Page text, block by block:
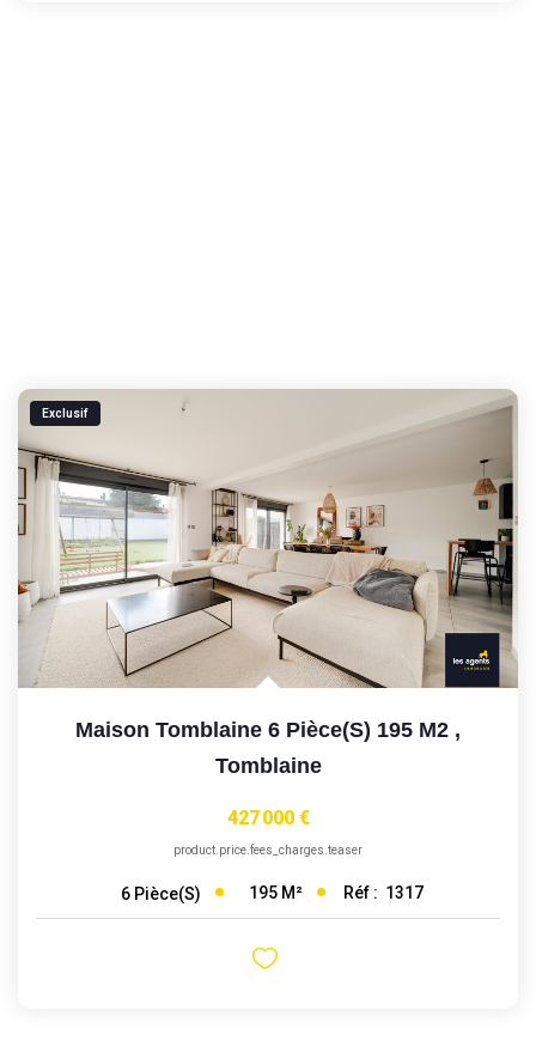
Exclusif
Maison Tomblaine 6 Pièce(s) 195 M2 ,
Tomblaine
427 000 €
product.price.fees_charges.teaser
6 Pièce(s) 195 M² Réf : 1317